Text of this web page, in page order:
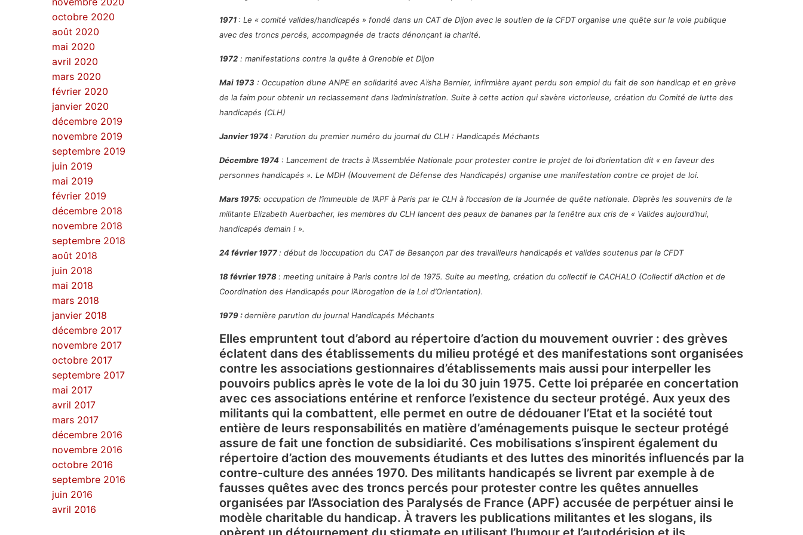
octobre 2020
août 2020
mai 2020
avril 2020
mars 2020
février 2020
janvier 2020
décembre 2019
novembre 2019
septembre 2019
juin 2019
mai 2019
février 2019
décembre 2018
novembre 2018
septembre 2018
août 2018
juin 2018
mai 2018
mars 2018
janvier 2018
décembre 2017
novembre 2017
octobre 2017
septembre 2017
mai 2017
avril 2017
mars 2017
décembre 2016
novembre 2016
octobre 2016
septembre 2016
juin 2016
avril 2016
1971 : Le « comité valides/handicapés » fondé dans un CAT de Dijon avec le soutien de la CFDT organise une quête sur la voie publique
avec des troncs percés, accompagnée de tracts dénonçant la charité.
1972 : manifestations contre la quête à Grenoble et Dijon
Mai 1973 : Occupation d’une ANPE en solidarité avec Aïsha Bernier, infirmière ayant perdu son emploi du fait de son handicap et en grève
de la faim pour obtenir un reclassement dans l’administration. Suite à cette action qui s’avère victorieuse, création du Comité de lutte des
handicapés (CLH)
Janvier 1974 : Parution du premier numéro du journal du CLH : Handicapés Méchants
Décembre 1974 : Lancement de tracts à l’Assemblée Nationale pour protester contre le projet de loi d’orientation dit « en faveur des
personnes handicapés ». Le MDH (Mouvement de Défense des Handicapés) organise une manifestation contre ce projet de loi.
Mars 1975: occupation de l’immeuble de I’APF à Paris par le CLH à l’occasion de la Journée de quête nationale. D’après les souvenirs de la
militante Elizabeth Auerbacher, les membres du CLH lancent des peaux de bananes par la fenêtre aux cris de « Valides aujourd’hui,
handicapés demain ! ».
24 février 1977: début de l’occupation du CAT de Besançon par des travailleurs handicapés et valides soutenus par la CFDT
18 février 1978: meeting unitaire à Paris contre loi de 1975. Suite au meeting, création du collectif le CACHALO (Collectif d’Action et de
Coordination des Handicapés pour l’Abrogation de la Loi d’Orientation).
1979 :dernière parution du journal Handicapés Méchants
Elles empruntent tout d’abord au répertoire d’action du mouvement ouvrier : des grèves
éclatent dans des établissements du milieu protégé et des manifestations sont organisées
contre les associations gestionnaires d’établissements mais aussi pour interpeller les
pouvoirs publics après le vote de la loi du 30 juin 1975. Cette loi préparée en concertation
avec ces associations entérine et renforce l’existence du secteur protégé. Aux yeux des
militants qui la combattent, elle permet en outre de dédouaner l’Etat et la société tout
entière de leurs responsabilités en matière d’aménagements puisque le secteur protégé
assure de fait une fonction de subsidiarité. Ces mobilisations s’inspirent également du
répertoire d’action des mouvements étudiants et des luttes des minorités influencés par la
contre-culture des années 1970. Des militants handicapés se livrent par exemple à de
fausses quêtes avec des troncs percés pour protester contre les quêtes annuelles
organisées par l’Association des Paralysés de France (APF) accusée de perpétuer ainsi le
modèle charitable du handicap. À travers les publications militantes et les slogans, ils